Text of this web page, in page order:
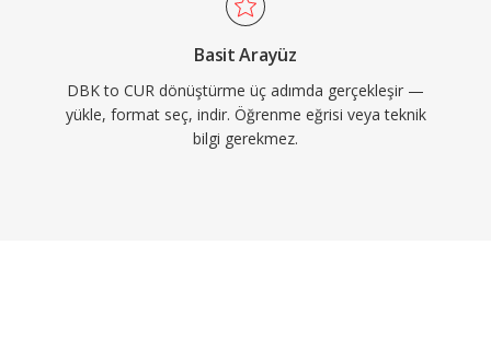
Basit Arayüz
DBK to CUR dönüştürme üç adımda gerçekleşir —
yükle, format seç, indir. Öğrenme eğrisi veya teknik
bilgi gerekmez.